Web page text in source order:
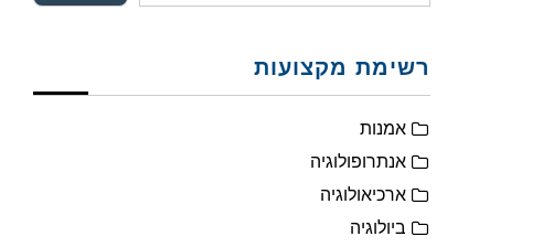
רשימת מקצועות
אמנות
אנתרופולוגיה
ארכיאולוגיה
ביולוגיה